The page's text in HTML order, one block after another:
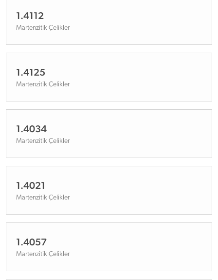
1.4112
Martenzitik Çelikler
1.4125
Martenzitik Çelikler
1.4034
Martenzitik Çelikler
1.4021
Martenzitik Çelikler
1.4057
Martenzitik Çelikler